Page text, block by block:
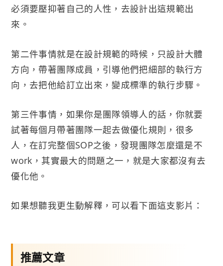
必須要壓抑著自己的人性，去設計出這規範出
來。
第二件事情就是在設計規範的時候，只設計大體
方向，帶著團隊成員，引導他們把細部的執行方
向，去把他給訂立出來，變成標準的執行步驟。
第三件事情，如果你是團隊領導人的話，你就要
試著每個月帶著團隊一起去做優化規則，很多
人，在訂完整個SOP之後，發現團隊怎麼還是不
work，其實最大的問題之一，就是大家都沒有去
優化他。
如果想聽我更生動解釋，可以看下面這支影片：
推薦文章